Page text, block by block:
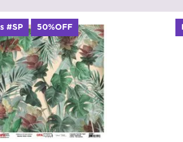
#SP 50%OFF